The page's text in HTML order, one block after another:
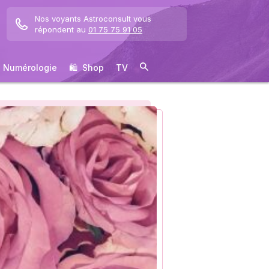
Nos voyants Astroconsult vous
répondent au 01 75 75 91 05
Numérologie 🛍 ️ Shop TV